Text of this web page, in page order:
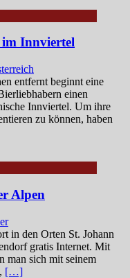
im Innviertel
entfernt beginnt eine
einen
Innviertel. Um ihre
zu können, haben
Alpen
in den Orten St. Johann
gratis Internet. Mit
man sich mit seinem
[…]